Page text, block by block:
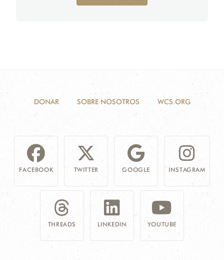
DONAR SOBRE NOSOTROS WCS.ORG
FACEBOOK TWITTER GOOGLE INSTAGRAM
THREADS LINKEDIN YOUTUBE